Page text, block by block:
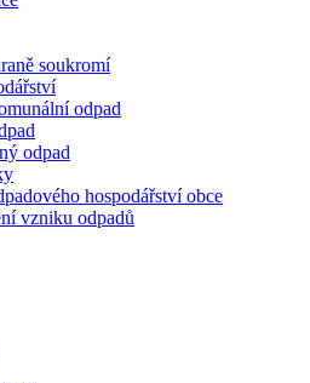
soukromí
odpad
odpad
hospodářství obce
vzniku odpadů